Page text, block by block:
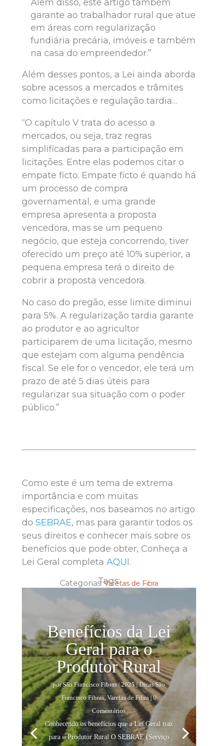
Além disso, este artigo também
garante ao trabalhador rural que atue
em áreas com regularização
fundiária precária, imóveis e também
na casa do empreendedor.”
Além desses pontos, a Lei ainda aborda
sobre acessos a mercados e trâmites
como licitações e regulação tardia…
“O capítulo V trata do acesso a
mercados, ou seja, traz regras
simplificadas para a participação em
licitações. Entre elas podemos citar o
empate ficto. Empate ficto é quando há
um processo de compra
governamental, e uma grande
empresa apresenta a proposta
vencedora, mas se um pequeno
negócio, que esteja concorrendo, tiver
oferecido um preço até 10% superior, a
pequena empresa terá o direito de
cobrir a proposta vencedora.
No caso do pregão, esse limite diminui
para 5%. A regularização tardia garante
ao produtor e ao agricultor
participarem de uma licitação, mesmo
que estejam com alguma pendência
fiscal. Se ele for o vencedor, ele terá um
prazo de até 5 dias úteis para
regularizar sua situação com o poder
público.”
Como este é um tema de extrema
importância e com muitas
especificações, nos baseamos no artigo
do SEBRAE, mas para garantir todos os
seus direitos e conhecer mais sobre os
benefícios que pode obter, Conheça a
Lei Geral completa AQUI.
Categorias:Varetas de Fibra
Tags:
Benefícios da Lei
Geral para o
Produtor Rural
porSão Francisco Fibras|2025|Dicas São
Francisco Fibras,Varetas de Fibra| 0
Comentários
Conhecendo os benefícios que a Lei Geral traz
para o Produtor Rural O SEBRAE (Serviço